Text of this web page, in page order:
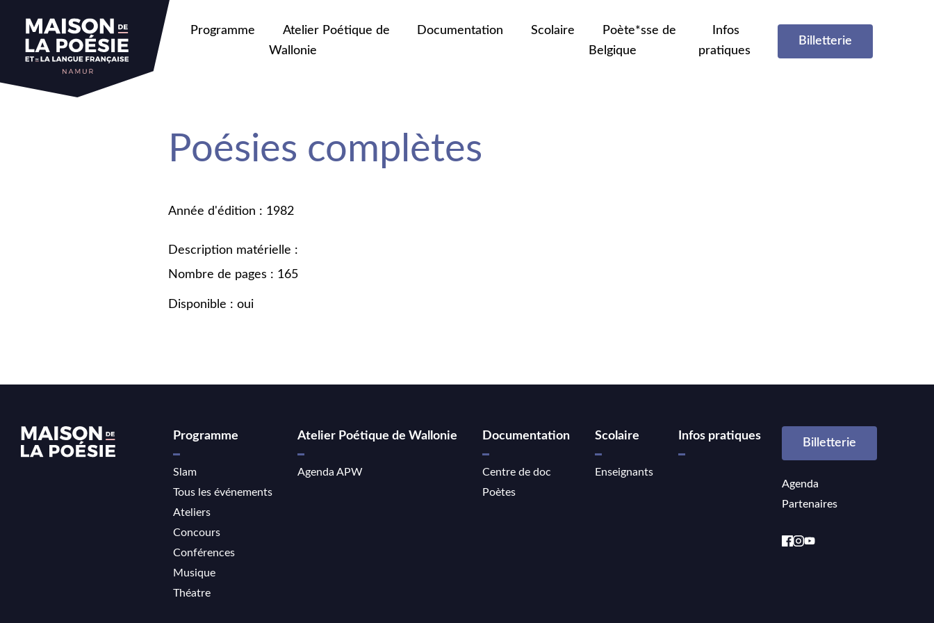
Programme
Atelier Poétique de
Wallonie
Documentation Scolaire
Poète*sse de
Belgique
Infos
pratiques
Billetterie
Poésies complètes
Année d'édition : 1982
Description matérielle :
Nombre de pages : 165
Disponible : oui
Programme
Slam
Tous les événements
Ateliers
Concours
Conférences
Musique
Théatre
Atelier Poétique de Wallonie
Agenda APW
Documentation
Centre de doc
Poètes
Scolaire
Enseignants
Infos pratiques
Billetterie
Agenda
Partenaires